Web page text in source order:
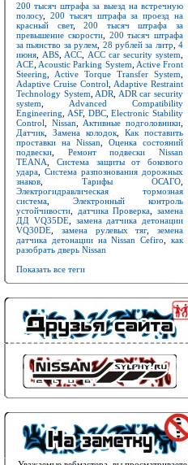
200 тысяч штрафа за выезд на встречную
полосу, 200 тысяч штрафа за проезд на
красный свет,200 тысяч штрафа за
превышение скорости, 200 тысяч штрафа
за пьянство за рулем 28 рублей за литр 4
июня
ABS ACC ACC car security system
ACE Acoustic Parking System Active Front
Steering
Active Torque Transfer System
Adaptive Cruise Control
Adaptive Restraint
Technology System ADR
ADR car security
system
Advanced Compatibility
Engineering
ASF, DBC,Electronic Stability
Control
Nissan Активные подголовники
Датчик
Замена колодок
Как поставить
проставки на Nissan
Оценка состояний
подвески
Ремонт подвески Nissan
TEANA
Система защиты от бокового
удара
Система разпознования дорожных
знаков
Тарифы ОСАГО
Электрогидравлическая тормозная
система
Электронный контроль
устойчивости
датчика Проверка ,замена
ДД VQ35DE, замена датчика детонации
VQ30DE
замена рулевых тяг, земена
датчика детонации на Nissan Cefiro
,как
разобрать дверь Nissan
Показать все теги